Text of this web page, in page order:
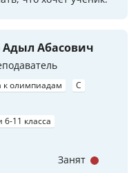
Адыл Абасович
к олимпиадам
C
11 класса
Занят